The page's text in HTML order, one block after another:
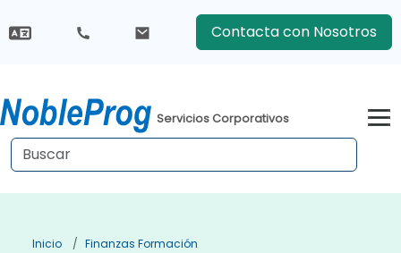
Contacta con Nosotros
Servicios Corporativos
Inicio
Finanzas Formación